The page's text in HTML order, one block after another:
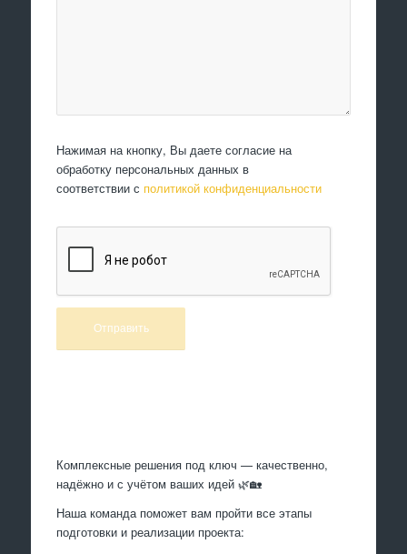
Нажимая на кнопку, Вы даете согласие на
обработку персональных данных в
соответствии с политикой конфиденциальности
Комплексные решения под ключ — качественно,
надёжно и с учётом ваших идей 🌿🏡
Наша команда поможет вам пройти все этапы
подготовки и реализации проекта: